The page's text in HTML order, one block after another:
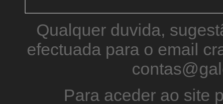
Qualquer duvida,
efectuada para o email
Para aceder ao site